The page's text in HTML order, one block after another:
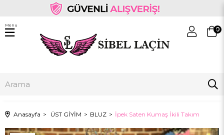
0
Menu
Anasayfa ÜST GİYİM BLUZ İpek Saten Kumaş İkili Takım